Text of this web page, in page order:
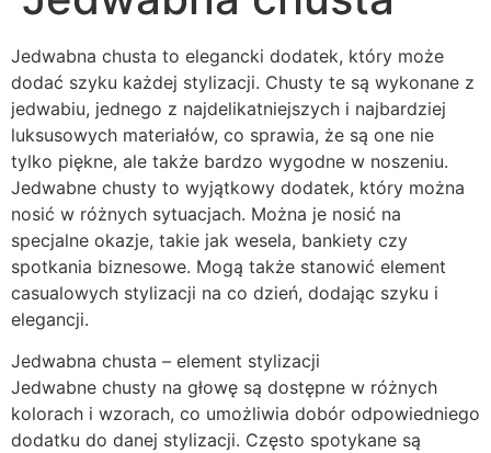
Jedwabna chusta to elegancki dodatek, który może
dodać szyku każdej stylizacji. Chusty te są wykonane z
jedwabiu, jednego z najdelikatniejszych i najbardziej
luksusowych materiałów, co sprawia, że są one nie
tylko piękne, ale także bardzo wygodne w noszeniu.
Jedwabne chusty to wyjątkowy dodatek, który można
nosić w różnych sytuacjach. Można je nosić na
specjalne okazje, takie jak wesela, bankiety czy
spotkania biznesowe. Mogą także stanowić element
casualowych stylizacji na co dzień, dodając szyku i
elegancji.
Jedwabna chusta – element stylizacji
Jedwabne chusty na głowę są dostępne w różnych
kolorach i wzorach, co umożliwia dobór odpowiedniego
dodatku do danej stylizacji. Często spotykane są